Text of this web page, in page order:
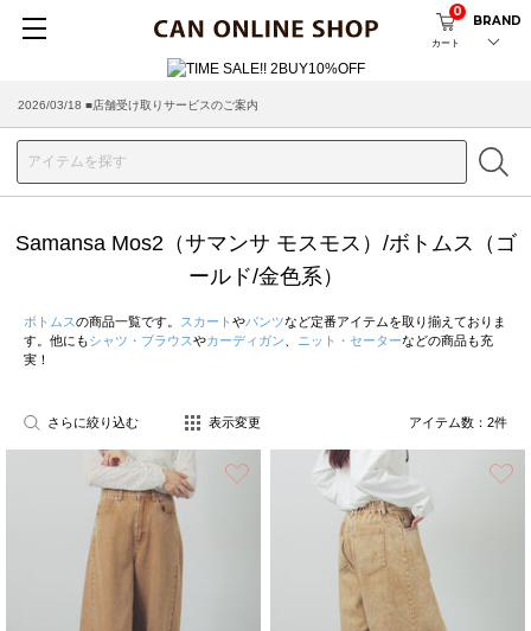
カート
0
BRAND
2026/03/18 ■店舗受け取りサービスのご案内
Samansa Mos2（サマンサ モスモス）/ボトムス（ゴ
ールド/金色系）
ボトムスの商品一覧です。 スカート やパンツなど定番アイテムを取り揃えておりま
す。他にもシャツ・ブラウスやカーディガン ニット・セーターなどの商品も充
実！
さらに絞り込む 表示変更 アイテム数： 2件
お気に入り